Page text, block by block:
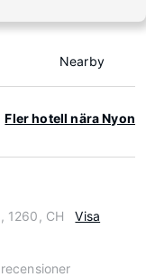
Nearby
Fler hotell nära Nyon
1260, CH
Visa